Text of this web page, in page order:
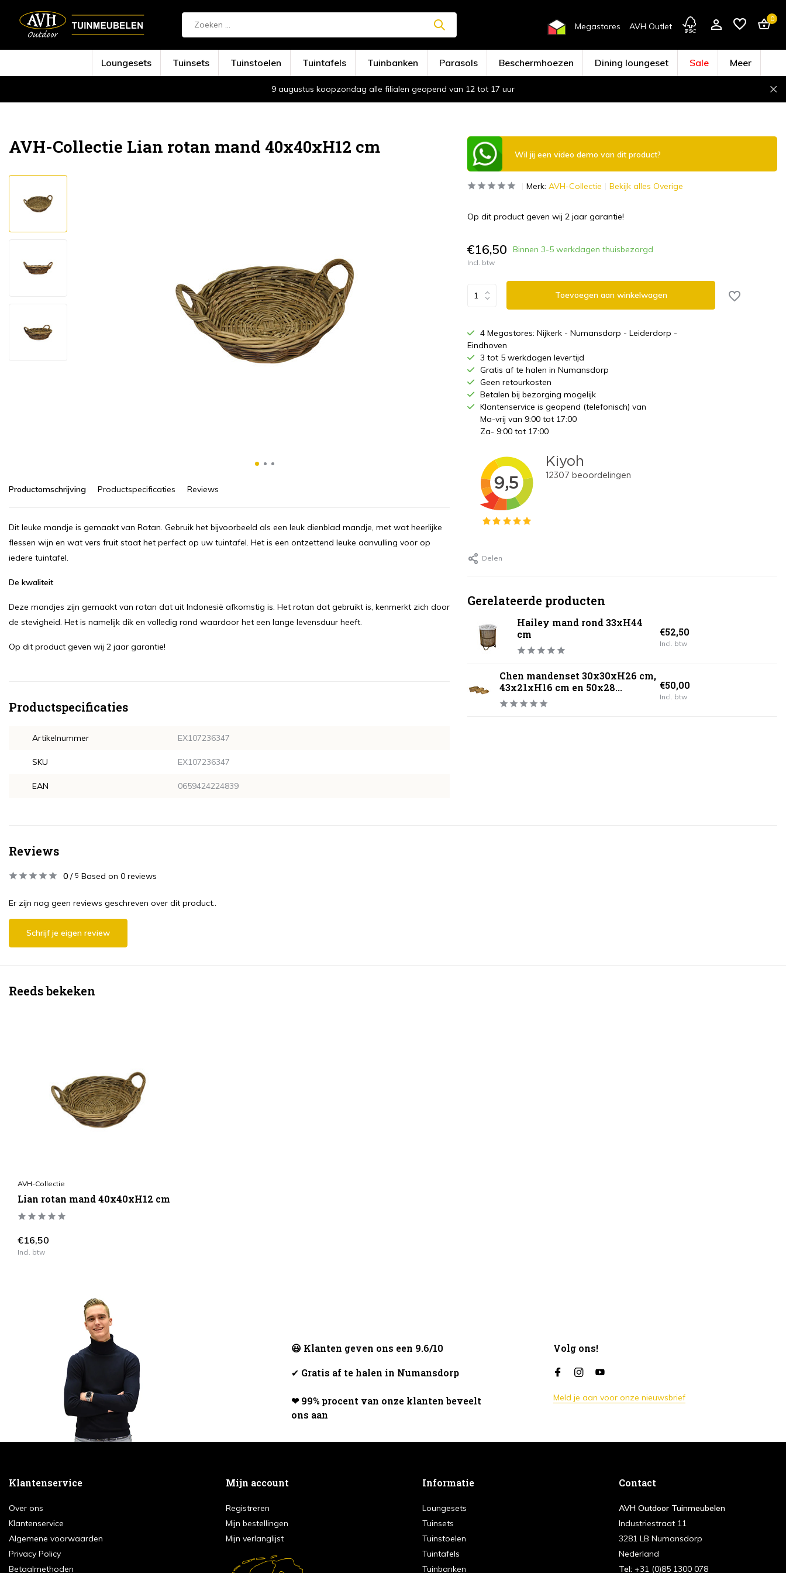
Megastores AVH Outlet
0
Loungesets Tuinsets Tuinstoelen Tuintafels Tuinbanken Parasols Beschermhoezen Dining loungeset Sale Meer
9 augustus koopzondag alle filialen geopend van 12 tot 17 uur
AVH-Collectie Lian rotan mand 40x40xH12 cm
Productomschrijving Productspecificaties Reviews
Dit leuke mandje is gemaakt van Rotan. Gebruik het bijvoorbeeld als een leuk dienblad mandje, met wat heerlijke
flessen wijn en wat vers fruit staat het perfect op uw tuintafel. Het is een ontzettend leuke aanvulling voor op
iedere tuintafel.
De kwaliteit
Deze mandjes zijn gemaakt van rotan dat uit Indonesië afkomstig is. Het rotan dat gebruikt is, kenmerkt zich door
de stevigheid. Het is namelijk dik en volledig rond waardoor het een lange levensduur heeft.
Op dit product geven wij 2 jaar garantie!
Productspecificaties
Artikelnummer EX107236347
SKU EX107236347
EAN 0659424224839
Wil jij een video demo van dit product?
Merk: AVH-Collectie Bekijk alles Overige
Op dit product geven wij 2 jaar garantie!
€16,50 Binnen 3-5 werkdagen thuisbezorgd
Incl. btw
Toevoegen aan winkelwagen
4 Megastores: Nijkerk - Numansdorp - Leiderdorp -
Eindhoven
3 tot 5 werkdagen levertijd
Gratis af te halen in Numansdorp
Geen retourkosten
Betalen bij bezorging mogelijk
Klantenservice is geopend (telefonisch) van
Ma-vrij van 9:00 tot 17:00
Za- 9:00 tot 17:00
Delen
Gerelateerde producten
Hailey mand rond 33xH44
cm
€52,50
Incl. btw
Chen mandenset 30x30xH26 cm,
43x21xH16 cm en 50x28...
€50,00
Incl. btw
Reviews
0 / 5 Based on 0 reviews
Er zijn nog geen reviews geschreven over dit product..
Schrijf je eigen review
Reeds bekeken
AVH-Collectie
Lian rotan mand 40x40xH12 cm
€16,50
Incl. btw
😃 Klanten geven ons een 9.6/10
✔ Gratis af te halen in Numansdorp
❤ 99% procent van onze klanten beveelt
ons aan
Volg ons!
Meld je aan voor onze nieuwsbrief
Klantenservice
Over ons
Klantenservice
Algemene voorwaarden
Privacy Policy
Betaalmethoden
Mijn account
Registreren
Mijn bestellingen
Mijn verlanglijst
Informatie
Loungesets
Tuinsets
Tuinstoelen
Tuintafels
Tuinbanken
Contact
AVH Outdoor Tuinmeubelen
Industriestraat 11
3281 LB Numansdorp
Nederland
Tel: +31 (0)85 1300 078